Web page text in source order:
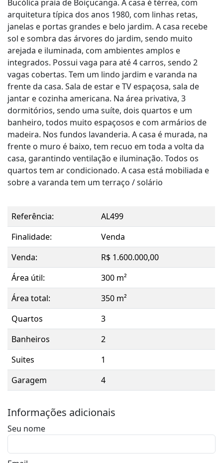
Bucólica praia de Boiçucanga. A casa é térrea, com
arquitetura típica dos anos 1980, com linhas retas,
janelas e portas grandes e belo jardim. A casa recebe
sol e sombra das árvores do jardim, sendo muito
arejada e iluminada, com ambientes amplos e
integrados. Possui vaga para até 4 carros, sendo 2
vagas cobertas. Tem um lindo jardim e varanda na
frente da casa. Sala de estar e TV espaçosa, sala de
jantar e cozinha americana. Na área privativa, 3
dormitórios, sendo uma suíte, dois quartos e um
banheiro, todos muito espaçosos e com armários de
madeira. Nos fundos lavanderia. A casa é murada, na
frente o muro é baixo, tem recuo em toda a volta da
casa, garantindo ventilação e iluminação. Todos os
quartos tem ar condicionado. A casa está mobiliada e
sobre a varanda tem um terraço / solário
Referência:
AL499
Finalidade:
Venda
Venda:
R$ 1.600.000,00
Área útil:
300 m²
Área total:
350 m²
Quartos
3
Banheiros
2
Suites
1
Garagem
4
Informações adicionais
Seu nome